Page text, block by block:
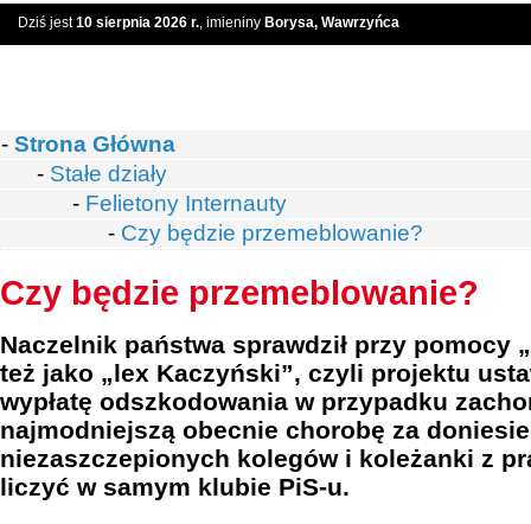
Dziś jest10 sierpnia 2026 r., imieniny Borysa, Wawrzyńca
- Strona Główna
- Stałe działy
- Felietony Internauty
- Czy będzie przemeblowanie?
Czy będzie przemeblowanie?
Naczelnik państwa sprawdził przy pomocy
też jako „lex Kaczyński”, czyli projektu
wypłatę odszkodowania w przypadku
najmodniejszą obecnie chorobę za
niezaszczepionych kolegów i koleżanki z
liczyć w samym klubie PiS-u.